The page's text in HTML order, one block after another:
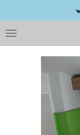
Hauptinhalt
springen